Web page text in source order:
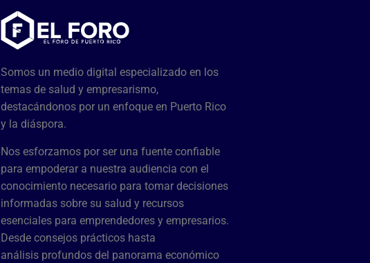
Somos un medio digital especializado en los
temas de salud y empresarismo,
destacándonos por un enfoque en Puerto Rico
y la diáspora.
Nos esforzamos por ser una fuente confiable
para empoderar a nuestra audiencia con el
conocimiento necesario para tomar decisiones
informadas sobre su salud y recursos
esenciales para emprendedores y empresarios.
Desde consejos prácticos hasta
análisis profundos del panorama económico